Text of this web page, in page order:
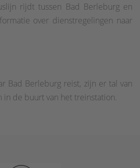
rijdt tussen Bad Berleburg en
over dienstregelingen naar
Bad Berleburg reist, zijn er tal van
de buurt van het treinstation.